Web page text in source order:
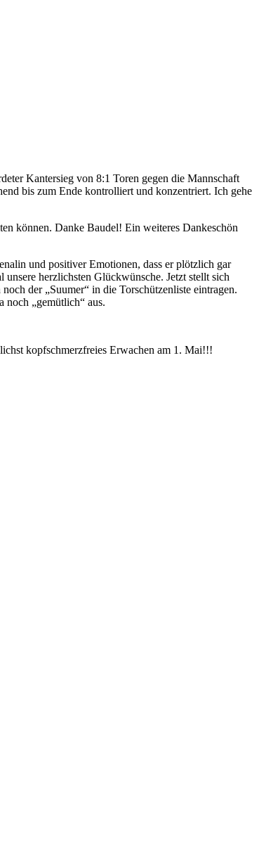
Kantersieg von 8:1 Toren gegen die Mannschaft
bis zum Ende kontrolliert und konzentriert. Ich gehe
können. Danke Baudel! Ein weiteres Dankeschön
und positiver Emotionen, dass er plötzlich gar
herzlichsten Glückwünsche. Jetzt stellt sich
der „Suumer“ in die Torschützenliste eintragen.
„gemütlich“ aus.
kopfschmerzfreies Erwachen am 1. Mai!!!